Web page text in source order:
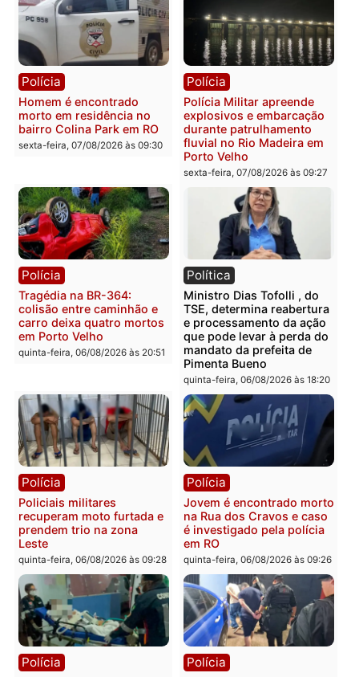
Polícia
Casal é preso pela PRF
com mais de 72 quilos de
mercúrio escondidos em
estepe em Porto Velho
Polícia
Polícia Civil deflagra
operação contra facção
criminosa que atacava
provedores de internet
Rondônia
sexta-feira, 07/08/2026 às
Polícia
Homem é encontrado
morto em residência no
bairro Colina Park em RO
Polícia
Polícia Militar apreende
explosivos e
durante patrulhamento
fluvial no Rio Madeira em
Porto Velho
sexta-feira, 07/08/2026 às
Polícia
Tragédia na BR-364:
colisão entre caminhão e
carro deixa quatro mortos
em Porto Velho
quinta-feira, 06/08/2026 às 20:51
Política
Ministro Dias Tofolli , do
TSE, determina
e processamento da
que pode levar à perda
mandato da prefeita de
Pimenta Bueno
quinta-feira, 06/08/2026 às